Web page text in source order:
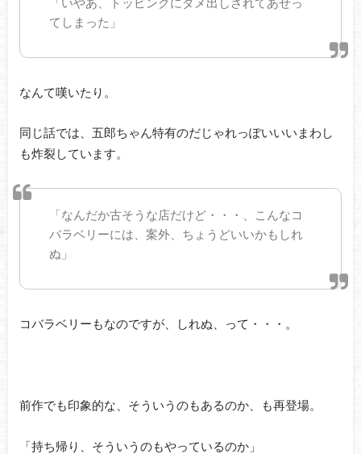
「いやあ、トッピングにダメ出しされてあせっ
てしまった」
なんて嘆いたり。
同じ話では、五郎ちゃん特有のだじゃれっぽいいいまわし
も炸裂しています。
「なんだか古そうな店だけど・・・、こんなコ
バラベリーには、案外、ちょうどいいかもしれ
ぬ」
コバラベリーもなのですが、しれぬ、って・・・。
前作でも印象的な、そういうのもあるのか、も再登場。
「持ち帰り、そういうのもやっているのか」